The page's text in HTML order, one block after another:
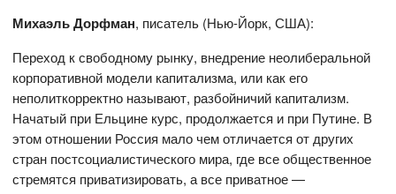
Михаэль Дорфман, писатель (Нью-Йорк, США):
Переход к свободному рынку, внедрение неолиберальной
корпоративной модели капитализма, или как его
неполиткорректно называют, разбойничий капитализм.
Начатый при Ельцине курс, продолжается и при Путине. В
этом отношении Россия мало чем отличается от других
стран постсоциалистического мира, где все общественное
стремятся приватизировать, а все приватное —